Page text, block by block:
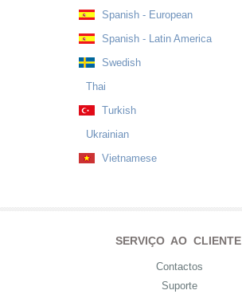
Spanish - European
Spanish - Latin America
Swedish
Thai
Turkish
Ukrainian
Vietnamese
SERVIÇO AO CLIENTE
Contactos
Suporte